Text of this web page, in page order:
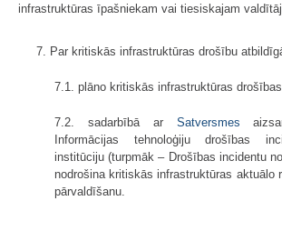
infrastruktūras īpašniekam vai tiesiskajam
7. Par kritiskās infrastruktūras drošību
7.1. plāno kritiskās infrastruktūras
7.2. sadarbībā ar Satversmes
Informācijas tehnoloģiju drošības
institūciju (turpmāk – Drošības incidentu
nodrošina kritiskās infrastruktūras aktuālo
pārvaldīšanu.